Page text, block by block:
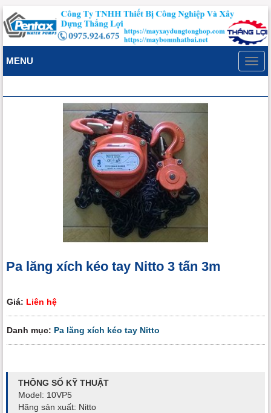
MENU
Pa lăng xích kéo tay Nitto 3 tấn 3m
Giá: Liên hệ
Danh mục: Pa lăng xích kéo tay Nitto
THÔNG SỐ KỸ THUẬT
Model: 10VP5
Hãng sản xuất: Nitto